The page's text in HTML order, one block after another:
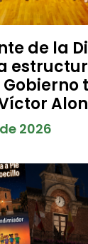
de la
2026